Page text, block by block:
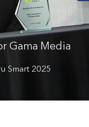
Gama Media
Smart 2025